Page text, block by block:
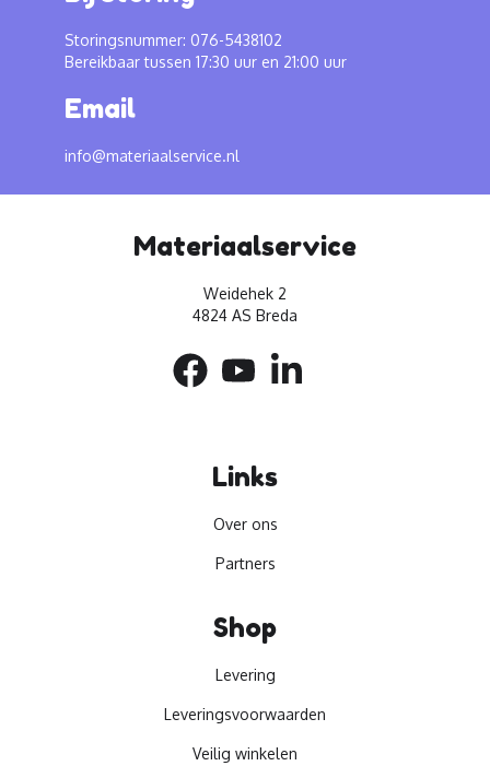
Storingsnummer: 076-5438102
Bereikbaar tussen 17:30 uur en 21:00 uur
Email
info@materiaalservice.nl
Materiaalservice
Weidehek 2
4824 AS Breda
Links
Over ons
Partners
Shop
Levering
Leveringsvoorwaarden
Veilig winkelen